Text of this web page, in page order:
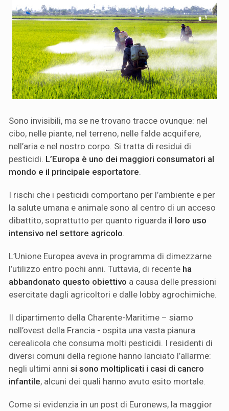
Sono invisibili, ma se ne trovano tracce ovunque: nel
cibo, nelle piante, nel terreno, nelle falde acquifere,
nell’aria e nel nostro corpo. Si tratta di residui di
pesticidi. L’Europa è uno dei maggiori consumatori al
mondo e il principale esportatore
I rischi che i pesticidi comportano per l’ambiente e per
la salute umana e animale sono al centro di un acceso
dibattito, soprattutto per quanto riguarda il loro uso
intensivo nel settore agricolo
L’Unione Europea aveva in programma di dimezzarne
l’utilizzo entro pochi anni. Tuttavia, di recente ha
abbandonato questo obiettivo a causa delle pressioni
esercitate dagli agricoltori e dalle lobby agrochimiche.
Il dipartimento della Charente-Maritime – siamo
nell’ovest della Francia - ospita una vasta pianura
cerealicola che consuma molti pesticidi. I residenti di
diversi comuni della regione hanno lanciato l’allarme:
negli ultimi anni si sono moltiplicati i casi di cancro
infantile, alcuni dei quali hanno avuto esito mortale.
Come si evidenzia in un post di Euronews, la maggior